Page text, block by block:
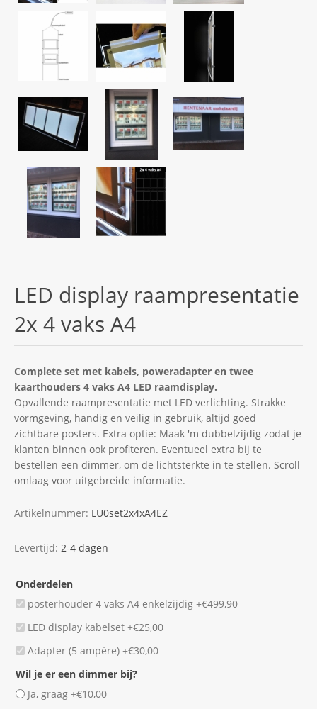
LED display raampresentatie
2x 4 vaks A4
Complete set met kabels, poweradapter en twee
kaarthouders 4 vaks A4 LED raamdisplay.
Opvallende raampresentatie met LED verlichting. Strakke
vormgeving, handig en veilig in gebruik, altijd goed
zichtbare posters. Extra optie: Maak 'm dubbelzijdig zodat je
klanten binnen ook profiteren. Eventueel extra bij te
bestellen een dimmer, om de lichtsterkte in te stellen. Scroll
omlaag voor uitgebreide informatie.
Artikelnummer: LU0set2x4xA4EZ
Levertijd: 2-4 dagen
Onderdelen
posterhouder 4 vaks A4 enkelzijdig +€499,90
LED display kabelset +€25,00
Adapter (5 ampère) +€30,00
Wil je er een dimmer bij?
Ja, graag +€10,00